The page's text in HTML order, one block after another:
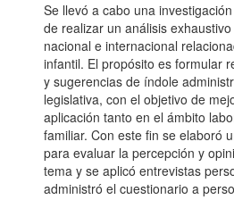
Se llevó a cabo una
de realizar un análisis
nacional e internacional
infantil. El propósito es formular
y sugerencias de índole
legislativa, con el objetivo de
aplicación tanto en el ámbito
familiar. Con este fin se elaboró
para evaluar la percepción y
tema y se aplicó entrevistas
administró el cuestionario a